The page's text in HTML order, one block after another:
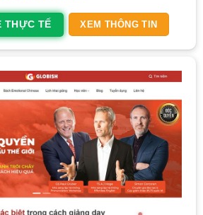
THỰC TẾ XEM THÔNG TIN